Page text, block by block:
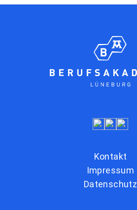
Kontakt
Impressum
Datenschutz